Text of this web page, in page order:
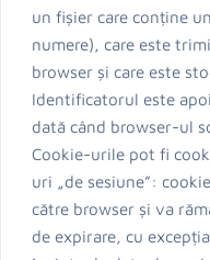
un fișier care conține
numere), care este
browser și care este
Identificatorul este
dată când browser-ul
Cookie-urile pot fi
uri „de sesiune”:
către browser și va
de expirare, cu